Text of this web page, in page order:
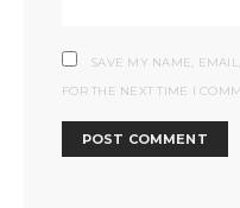
SAVE MY NAME,
FOR THE NEXT TIME I